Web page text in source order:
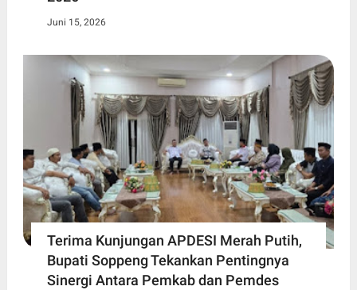
Juni 15, 2026
Terima Kunjungan APDESI Merah Putih,
Bupati Soppeng Tekankan Pentingnya
Sinergi Antara Pemkab dan Pemdes